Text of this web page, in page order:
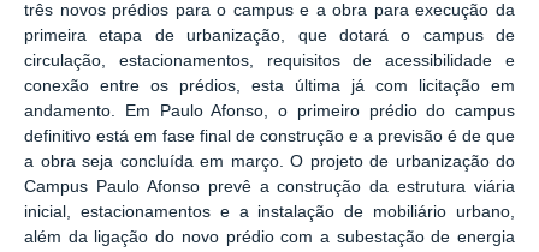
três novos prédios para o campus e a obra para execução da
primeira etapa de urbanização, que dotará o campus de
circulação, estacionamentos, requisitos de acessibilidade e
conexão entre os prédios, esta última já com licitação em
andamento. Em Paulo Afonso, o primeiro prédio do campus
definitivo está em fase final de construção e a previsão é de que
a obra seja concluída em março. O projeto de urbanização do
Campus Paulo Afonso prevê a construção da estrutura viária
inicial, estacionamentos e a instalação de mobiliário urbano,
além da ligação do novo prédio com a subestação de energia